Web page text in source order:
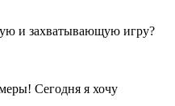
и захватывающую игру?
Сегодня я хочу